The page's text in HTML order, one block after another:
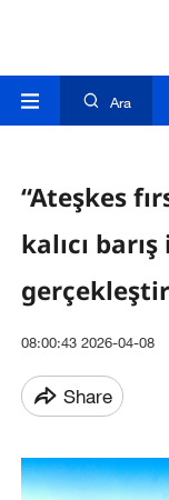
Ara
“Ateşkes
kalıcı
08:00:43 2026-04-08
Share